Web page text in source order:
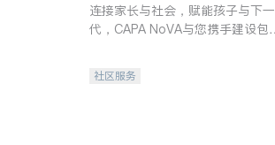
连接家长与社会，赋能孩子与下一
代，CAPA NoVA与您携手建设包
社区服务